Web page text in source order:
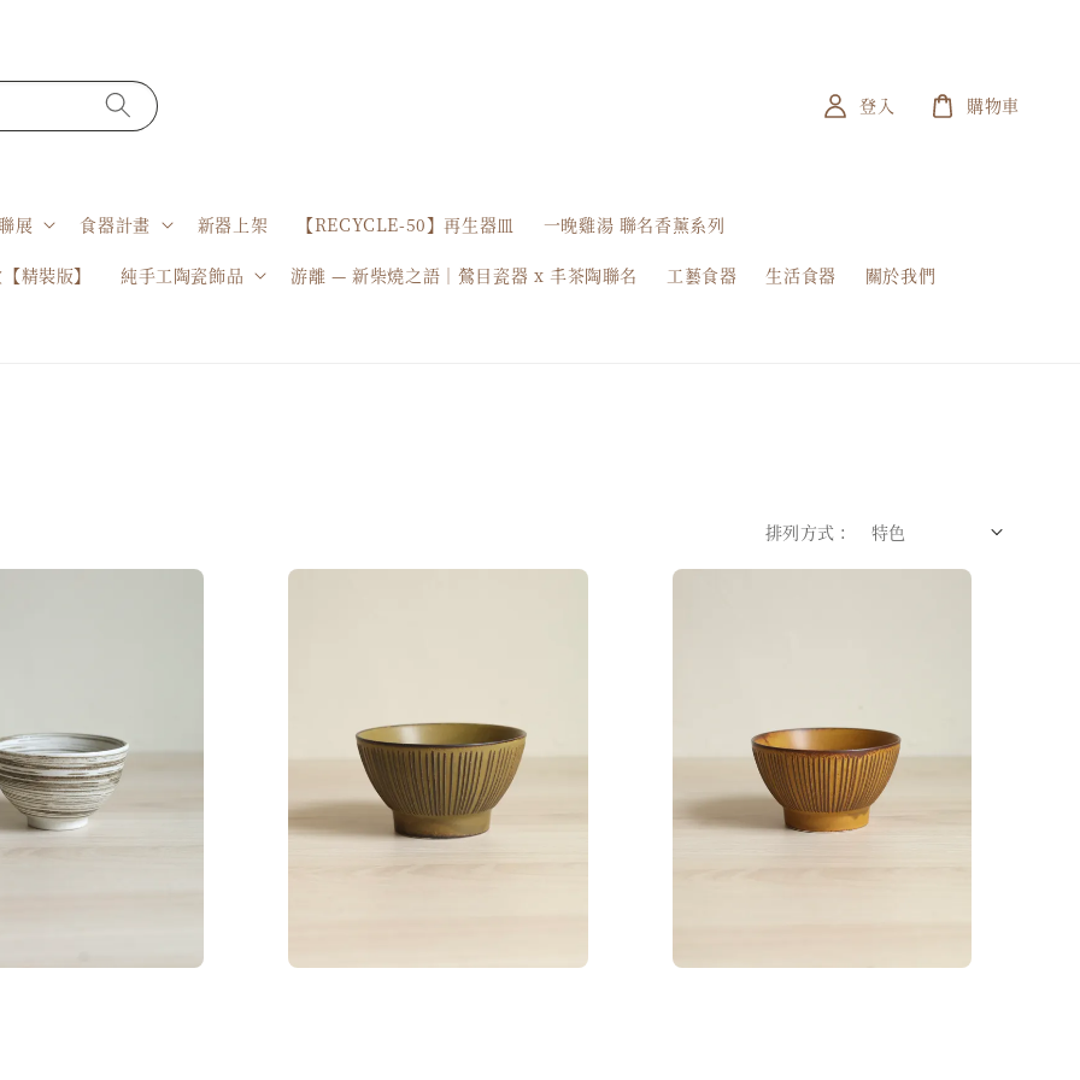
展 食器計畫 新器上架 【RECYCLE-50】再生器皿 一晚雞湯 聯名香薰系列
精裝版】 純手工陶瓷飾品 游離 — 新柴燒之語｜鶯目瓷器 x 丰茶陶聯名 工藝食器 生活食器 關於我們
登入 購物車
排列方式 :